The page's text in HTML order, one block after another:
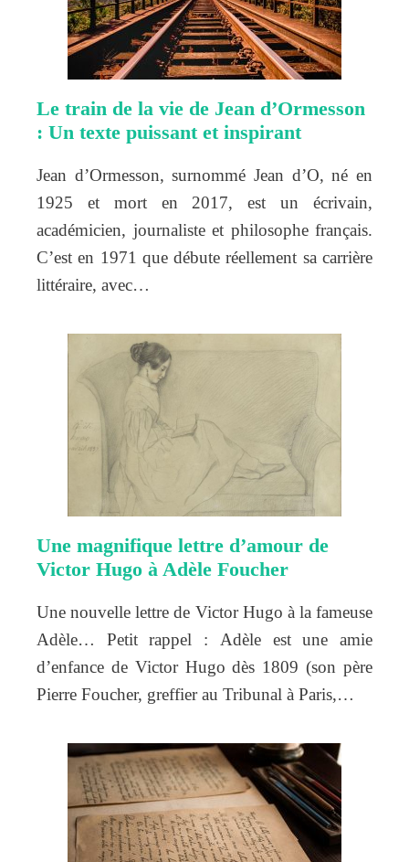
Le train de la vie de Jean d’Ormesson
: Un texte puissant et inspirant
Jean d’Ormesson, surnommé Jean d’O, né en
1925 et mort en 2017, est un écrivain,
académicien, journaliste et philosophe français.
C’est en 1971 que débute réellement sa carrière
littéraire, avec…
Une magnifique lettre d’amour de
Victor Hugo à Adèle Foucher
Une nouvelle lettre de Victor Hugo à la fameuse
Adèle… Petit rappel : Adèle est une amie
d’enfance de Victor Hugo dès 1809 (son père
Pierre Foucher, greffier au Tribunal à Paris,…